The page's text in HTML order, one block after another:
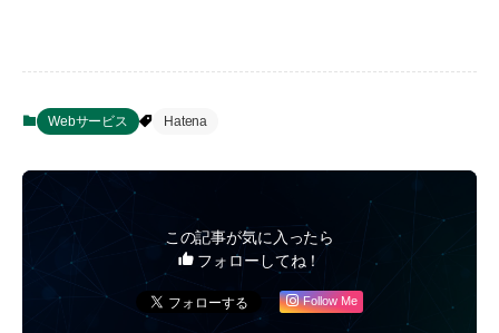
Webサービス Hatena
この記事が気に入ったら
フォローしてね！
Follow Me